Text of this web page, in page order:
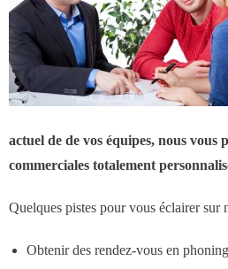
- Conseil en
de vente
- Ingénierie des
des réseaux de vente
actuel de de vos équipes, nous vous
commerciales totalement
Quelques pistes pour vous éclairer sur
Obtenir des rendez-vous en